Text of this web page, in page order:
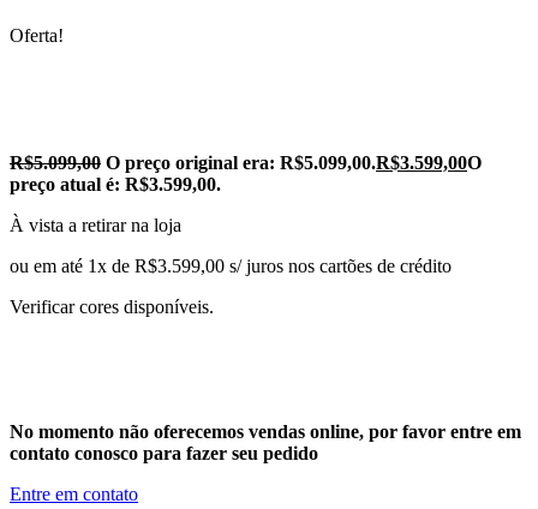
Oferta!
R$5.099,00 O preço original era: R$5.099,00.R$3.599,00O
preço atual é: R$3.599,00.
À vista a retirar na loja
ou em até 1x de R$3.599,00 s/ juros nos cartões de crédito
Verificar cores disponíveis.
No momento não oferecemos vendas online, por favor entre em
contato conosco para fazer seu pedido
Entre em contato